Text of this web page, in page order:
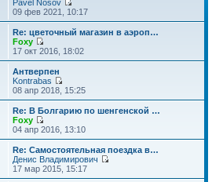
е
м
у
с
о
б
н
и
ю
л
е
н
е
м
у
с
о
о
б
щ
н
и
ю
к
п
о
с
л
е
е
м
с
о
б
щ
е
н
и
Pavel Nosov
П
е
р
е
й
т
п
о
л
д
н
е
м
у
с
09 фев 2021, 10:17
Re: цветочный магазин в аэроп…
Foxy
П
е
р
е
й
т
к
п
о
л
е
д
17 окт 2016, 18:02
Антверпен
Kontrabas
П
е
р
е
й
т
к
п
о
08 апр 2018, 15:25
Re: В Болгарию по шенгенской …
Foxy
П
е
р
е
й
т
04 апр 2016, 13:10
Re: Самостоятельная поездка в…
Денис Владимирович
е
17 мар 2015, 15:17